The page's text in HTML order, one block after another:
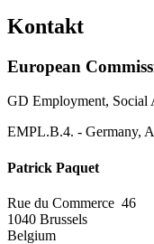
Kontakt
European
GD Employment, Social
EMPL.B.4. - Germany,
Patrick Paquet
Rue du Commerce 46
1040 Brussels
Belgium